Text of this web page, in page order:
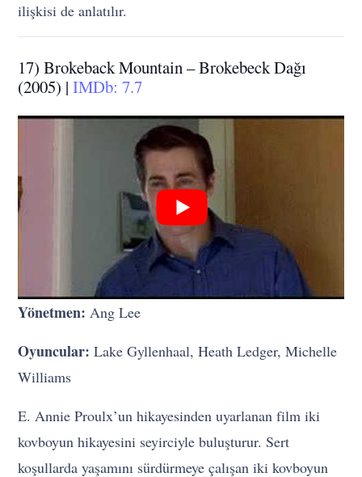
ilişkisi de anlatılır.
17) Brokeback Mountain – Brokebeck Dağı
(2005) |IMDb: 7.7
Yönetmen: Ang Lee
Oyuncular: Lake Gyllenhaal, Heath Ledger, Michelle
Williams
E. Annie Proulx’un hikayesinden uyarlanan film iki
kovboyun hikayesini seyirciyle buluşturur. Sert
koşullarda yaşamını sürdürmeye çalışan iki kovboyun